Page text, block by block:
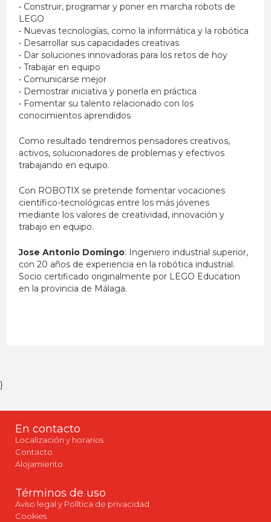
• Construir, programar y poner en marcha robots de
LEGO
• Nuevas tecnologías, como la informática y la robótica
• Desarrollar sus capacidades creativas
• Dar soluciones innovadoras para los retos de hoy
• Trabajar en equipo
• Comunicarse mejor
• Demostrar iniciativa y ponerla en práctica
• Fomentar su talento relacionado con los
conocimientos aprendidos
Como resultado tendremos pensadores creativos,
activos, solucionadores de problemas y efectivos
trabajando en equipo.
Con ROBOTIX se pretende fomentar vocaciones
científico-tecnológicas entre los más jóvenes
mediante los valores de creatividad, innovación y
trabajo en equipo.
Jose Antonio Domingo: Ingeniero industrial superior,
con 20 años de experiencia en la robótica industrial.
Socio certificado originalmente por LEGO Education
en la provincia de Málaga.
}
En contacto
Localización y horarios
Contacto
Alojamiento
Términos de uso
Aviso legal y Política de privacidad
Cookies